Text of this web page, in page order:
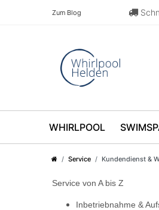
Zum Blog
WHIRLPOOL
Service Kundendienst &
Service von A bis Z
Inbetriebnahme &